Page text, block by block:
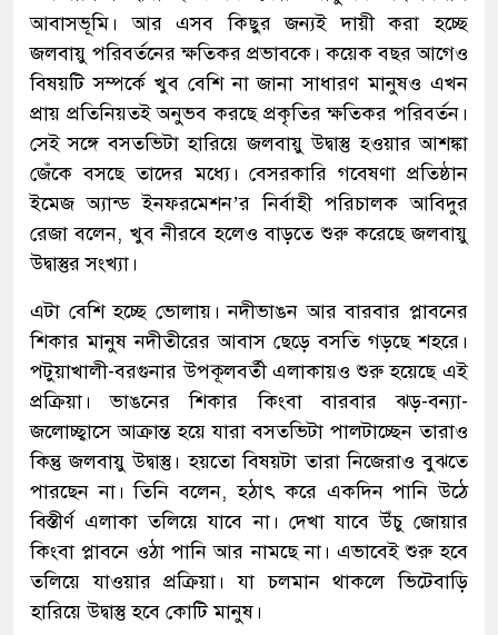
আবাসভূমি। আর এসব কিছুর জন্যই দায়ী করা হচ্ছে
জলবায়ু পরিবর্তনের ক্ষতিকর প্রভাবকে। কয়েক বছর আগেও
বিষয়টি সম্পর্কে খুব বেশি না জানা সাধারণ মানুষও এখন
প্রায় প্রতিনিয়তই অনুভব করছে প্রকৃতির ক্ষতিকর পরিবর্তন।
সেই সঙ্গে বসতভিটা হারিয়ে জলবায়ু উদ্বাস্তু হওয়ার আশঙ্কা
জেঁকে বসছে তাদের মধ্যে। বেসরকারি গবেষণা প্রতিষ্ঠান
ইমেজ অ্যান্ড ইনফরমেশন’র নির্বাহী পরিচালক আবিদুর
রেজা বলেন, খুব নীরবে হলেও বাড়তে শুরু করেছে জলবায়ু
উদ্বাস্তুর সংখ্যা।
এটা বেশি হচ্ছে ভোলায়। নদীভাঙন আর বারবার প্লাবনের
শিকার মানুষ নদীতীরের আবাস ছেড়ে বসতি গড়ছে শহরে।
পটুয়াখালী-বরগুনার উপকূলবর্তী এলাকায়ও শুরু হয়েছে এই
প্রক্রিয়া। ভাঙনের শিকার কিংবা বারবার ঝড়-বন্যা-
জলোচ্ছ্বাসে আক্রান্ত হয়ে যারা বসতভিটা পালটাচ্ছেন তারাও
কিন্তু জলবায়ু উদ্বাস্তু। হয়তো বিষয়টা তারা নিজেরাও বুঝতে
পারছেন না। তিনি বলেন, হঠাৎ করে একদিন পানি উঠে
বিস্তীর্ণ এলাকা তলিয়ে যাবে না। দেখা যাবে উঁচু জোয়ার
কিংবা প্লাবনে ওঠা পানি আর নামছে না। এভাবেই শুরু হবে
তলিয়ে যাওয়ার প্রক্রিয়া। যা চলমান থাকলে ভিটেবাড়ি
হারিয়ে উদ্বাস্তু হবে কোটি মানুষ।